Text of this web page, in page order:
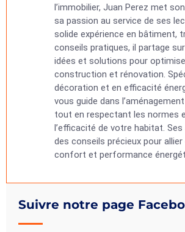
Suivre notre page
l’immobilier, Juan Perez met
sa passion au service de ses
solide expérience en bâtiment,
conseils pratiques, il partage
idées et solutions pour
construction et rénovation.
décoration et en efficacité
vous guide dans
tout en respectant les normes
l’efficacité de votre habitat.
des conseils précieux pour
confort et performance